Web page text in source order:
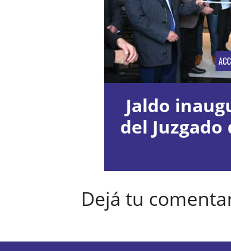
Jaldo
del Juzgado
Dejá tu